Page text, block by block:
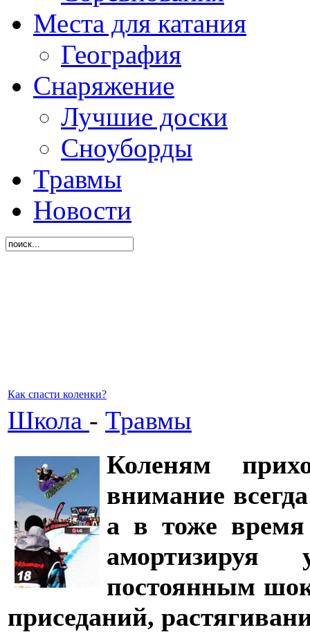
Места для катания
География
Снаряжение
Лучшие доски
Сноуборды
Травмы
Новости
Как спасти коленки?
Школа - Травмы
Коленям
внимание
а в тоже время
постоянным
приседаний,